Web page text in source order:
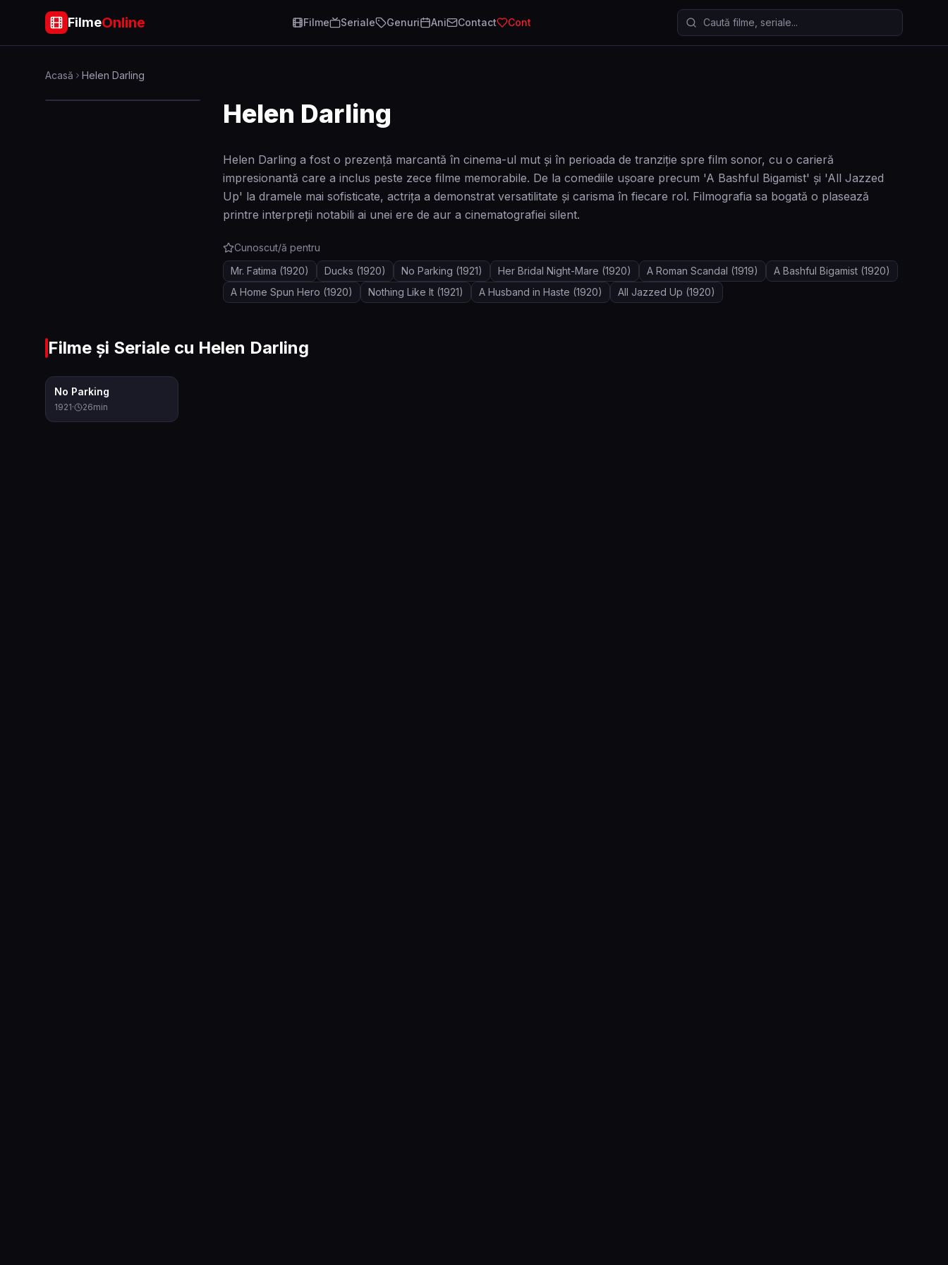
FilmeOnline Filme Seriale Genuri Ani Contact Cont Caută filme și seriale
Acasă Helen Darling
Helen Darling
Helen Darling a fost o prezență marcantă în cinema-ul mut și în perioada de tranziție spre film sonor, cu o carieră
impresionantă care a inclus peste zece filme memorabile. De la comediile ușoare precum 'A Bashful Bigamist' și 'All Jazzed
Up' la dramele mai sofisticate, actrița a demonstrat versatilitate și carisma în fiecare rol. Filmografia sa bogată o plasează
printre interpreții notabili ai unei ere de aur a cinematografiei silent.
Cunoscut/ă pentru
Mr. Fatima (1920) Ducks (1920) No Parking (1921) Her Bridal Night-Mare (1920) A Roman Scandal (1919) A Bashful Bigamist (1920)
A Home Spun Hero (1920) Nothing Like It (1921) A Husband in Haste (1920) All Jazzed Up (1920)
Filme și Seriale cu Helen Darling
No Parking
1921· 26min